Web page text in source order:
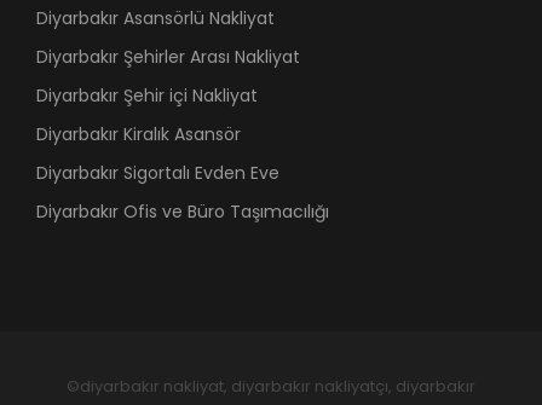
Diyarbakır Asansörlü Nakliyat
Diyarbakır Şehirler Arası Nakliyat
Diyarbakır Şehir içi Nakliyat
Diyarbakır Kiralık Asansör
Diyarbakır Sigortalı Evden Eve
Diyarbakır Ofis ve Büro Taşımacılığı
©diyarbakır nakliyat, diyarbakır nakliyatçı, diyarbakır